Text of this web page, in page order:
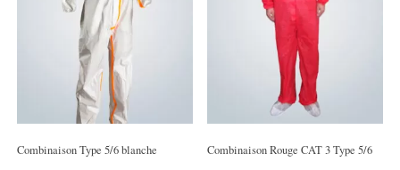
Combinaison Type 5/6 blanche Combinaison Rouge CAT 3 Type 5/6